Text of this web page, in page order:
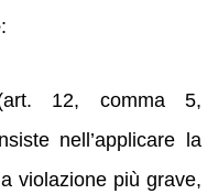
:
12, comma 5,
nell’applicare la
violazione più grave,